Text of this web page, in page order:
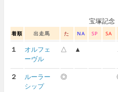
宝塚記
着順 出走馬 た NA SP SA
１
オルフェ
ーヴル
△ ▲
２
ルーラー
シップ
◎